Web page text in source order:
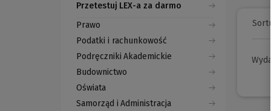
Przetestuj LEX-a za darmo
(Nowe
okno)
(Link
do
innej
strony)
Prawo
Podatki i rachunkowość
Podręczniki Akademickie
Budownictwo
Oświata
Samorząd i Administracja